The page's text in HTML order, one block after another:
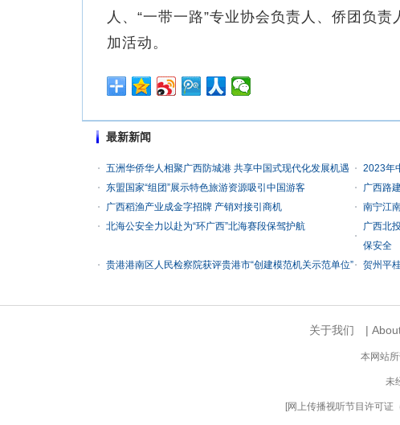
人、“一带一路”专业协会负责人、侨团负
加活动。
最新新闻
五洲华侨华人相聚广西防城港 共享中国式现代化发展机遇
2023年
东盟国家“组团”展示特色旅游资源吸引中国游客
广西路
广西稻渔产业成金字招牌 产销对接引商机
南宁江
北海公安全力以赴为“环广西”北海赛段保驾护航
广西北
保安全
贵港港南区人民检察院获评贵港市“创建模范机关示范单位”
贺州平
关于我们 |
本网站
未
[网上传播视听节目许可证